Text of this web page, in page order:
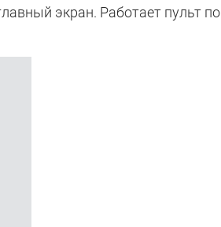
экран. Работает пульт по